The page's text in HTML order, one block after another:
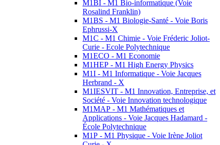
M1BI - M1 Bio-informatique (Voie
Rosalind Franklin)
M1BS - M1 Biologie-Santé - Voie Boris
Ephrussi-X
M1C - M1 Chimie - Voie Fréderic Joliot-
Curie - Ecole Polytechnique
M1ECO - M1 Economie
M1HEP - M1 High Energy Physics
M1I - M1 Informatique - Voie Jacques
Herbrand - X
M1IESVIT - M1 Innovation, Entreprise, et
Société - Voie Innovation technologique
M1MAP - M1 Mathématiques et
Applications - Voie Jacques Hadamard -
École Polytechnique
M1P - M1 Physique - Voie Irène Joliot